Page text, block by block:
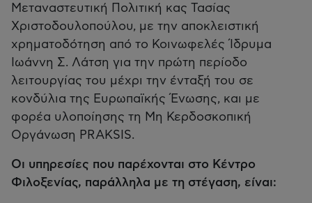
Μεταναστευτική Πολιτική κας Τασίας
Χριστοδουλοπούλου, με την αποκλειστική
χρηματοδότηση από το Κοινωφελές Ίδρυμα
Ιωάννη Σ. Λάτση για την πρώτη περίοδο
λειτουργίας του μέχρι την ένταξή του σε
κονδύλια της Ευρωπαϊκής Ένωσης, και με
φορέα υλοποίησης τη Μη Κερδοσκοπική
Οργάνωση PRAKSIS.
Οι υπηρεσίες που παρέχονται στο Κέντρο
Φιλοξενίας, παράλληλα με τη στέγαση, είναι: